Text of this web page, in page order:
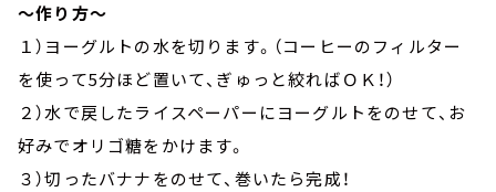
～作り方～
１）ヨーグルトの水を切ります。（コーヒーのフィルター
を使って5分ほど置いて、ぎゅっと絞ればＯＫ！）
２）水で戻したライスペーパーにヨーグルトをのせて、お
好みでオリゴ糖をかけます。
３）切ったバナナをのせて、巻いたら完成！